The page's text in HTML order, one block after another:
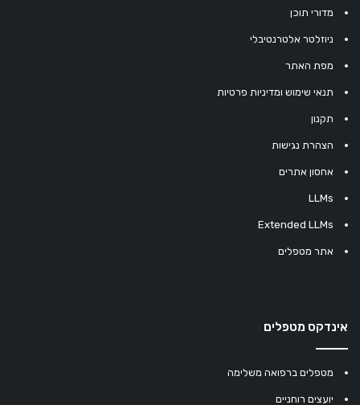
מדורי תוכן
ניוזלטר אלטרנטיבלי
מפת האתר
תנאי שימוש ומדיניות פרטיות
תקנון
הצהרת נגישות
אחסון אתרים
LLMs
Extended LLMs
אתר מטפלים
אינדקס מטפלים
מטפלים ברפואה משלימה
יועצים רוחניים